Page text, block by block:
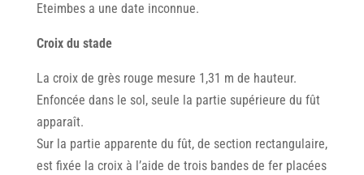
Eteimbes a une date inconnue.
Croix du stade
La croix de grès rouge mesure 1,31 m de hauteur.
Enfoncée dans le sol, seule la partie supérieure du fût
apparaît.
Sur la partie apparente du fût, de section rectangulaire,
est fixée la croix à l’aide de trois bandes de fer placées